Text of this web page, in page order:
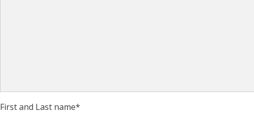
First and Last name*